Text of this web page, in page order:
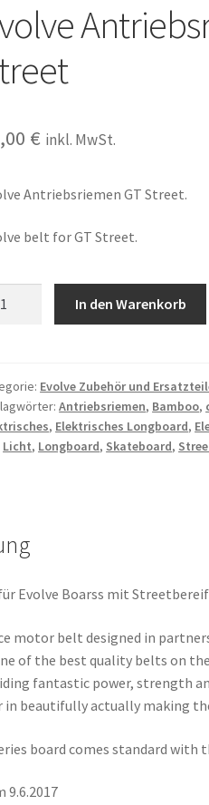
€ inkl. MwSt.
Antriebsriemen GT Street.
belt for GT Street.
In den Warenkorb
Evolve Zubehör und
Antriebsriemen, Bamboo,
, Elektrisches Longboard,
Licht, Longboard, Skateboard,
Evolve Boarss mit
motor belt designed in
of the best quality belts on
fantastic power, strength
in beautifully actually making
board comes standard with